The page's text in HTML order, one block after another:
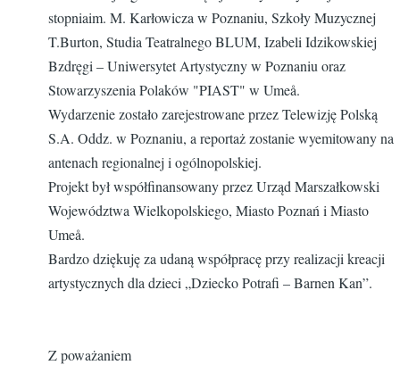
stopniaim. M. Karłowicza w Poznaniu, Szkoły Muzycznej
T.Burton, Studia Teatralnego BLUM, Izabeli Idzikowskiej
Bzdręgi – Uniwersytet Artystyczny w Poznaniu oraz
Stowarzyszenia Polaków "PIAST" w Umeå.
Wydarzenie zostało zarejestrowane przez Telewizję Polską
S.A. Oddz. w Poznaniu, a reportaż zostanie wyemitowany na
antenach regionalnej i ogólnopolskiej.
Projekt był współfinansowany przez Urząd Marszałkowski
Województwa Wielkopolskiego, Miasto Poznań i Miasto
Umeå.
Bardzo dziękuję za udaną współpracę przy realizacji kreacji
artystycznych dla dzieci „Dziecko Potrafi – Barnen Kan”.
Z poważaniem